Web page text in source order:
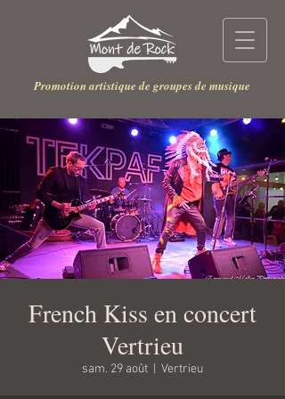
Promotion artistique de groupes de musique
French Kiss en concert
Vertrieu
sam. 29 août Vertrieu